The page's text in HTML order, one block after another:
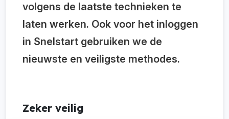
volgens de laatste technieken te
laten werken. Ook voor het inloggen
in Snelstart gebruiken we de
nieuwste en veiligste methodes.
Zeker veilig